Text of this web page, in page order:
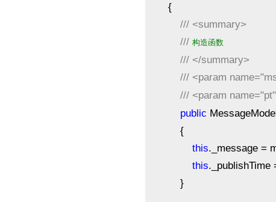
{
/// <summary>
/// 构造函数
/// </summary>
/// <param
/// <param
public
{
this._message =
this._publishTime
}